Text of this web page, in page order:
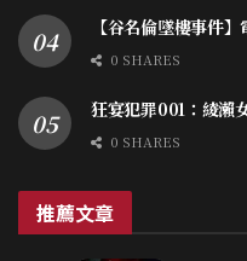
【谷名倫墜樓事件
0 SHARES
狂宴犯罪001：綾瀨
0 SHARES
推薦文章